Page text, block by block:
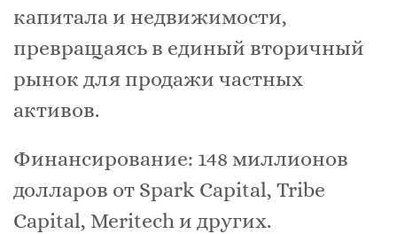
капитала и недвижимости,
превращаясь в единый вторичный
рынок для продажи частных
активов.
Финансирование: 148 миллионов
долларов от Spark Capital, Tribe
Capital, Meritech и других.